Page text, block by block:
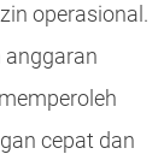
operasional.
anggaran
cepat dan